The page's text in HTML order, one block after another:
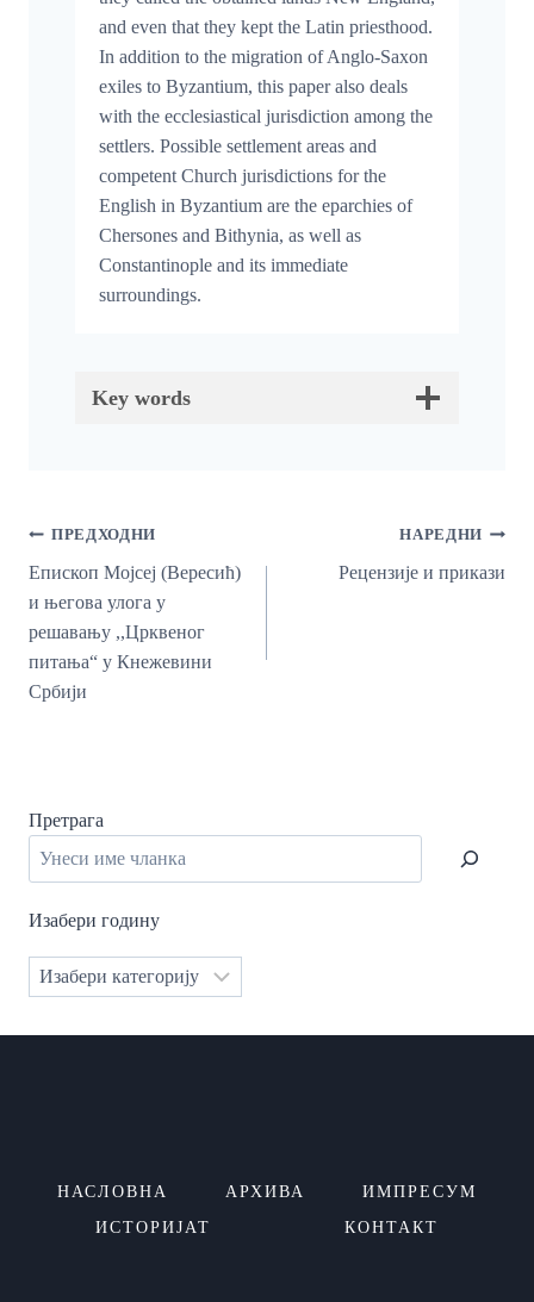
and even that they kept the Latin priesthood.
In addition to the migration of Anglo-Saxon
exiles to Byzantium, this paper also deals
with the ecclesiastical jurisdiction among the
settlers. Possible settlement areas and
competent Church jurisdictions for the
English in Byzantium are the eparchies of
Chersones and Bithynia, as well as
Constantinople and its immediate
surroundings.
Key words
Кретање
ПРЕДХОДНИ
Епископ Мојсеј (Вересић)
и његова улога у
решавању ,,Црквеног
питања“ у Кнежевини
Србији
НАРЕДНИ
Рецензије и прикази
Претрага
Изабери годину
Категорије
НАСЛОВНА АРХИВА ИМПРЕСУМ
ИСТОРИЈАТ КОНТАКТ